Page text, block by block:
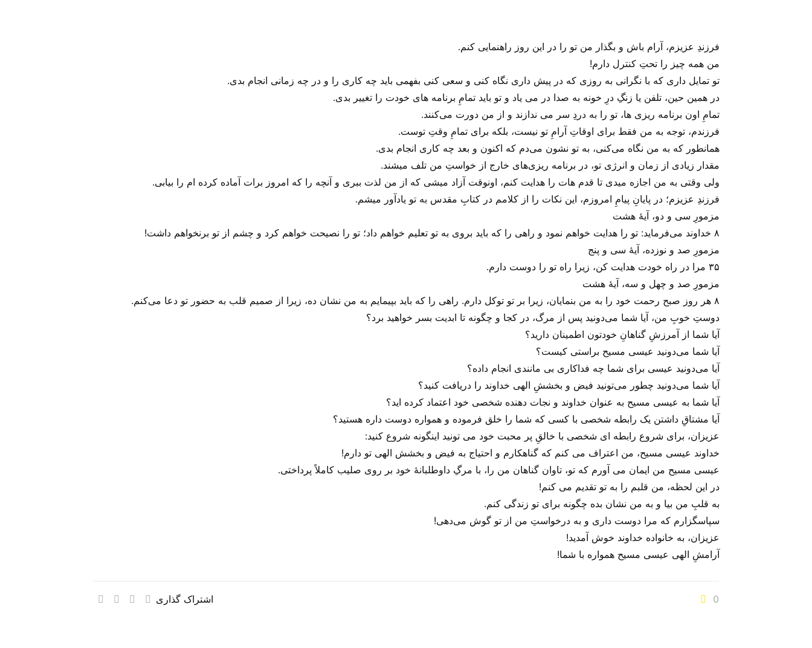
فرزندِ عزیزم، آرام باش و بگذار من تو را در این روز راهنمایی کنم.
من همه چیز را تحتِ کنترل دارم!
تو تمایل داری که با نگرانی به روزی که در پیش داری نگاه کنی و سعی کنی بفهمی باید چه کاری را و در چه زمانی انجام بدی.
در همین حین، تلفن یا زنگِ درِ خونه به صدا در می‌ یاد و تو باید تمامِ برنامه های خودت را تغییر بدی.
تمامِ اون برنامه ریزی ها، تو را به دردِ سر می ندازند و از من دورت می‌‌کنند.
فرزندم، توجه به من فقط برای اوقاتِ آرامِ تو نیست، بلکه برای تمامِ وقتِ توست.
همانطور که به من نگاه می‌کنی، به تو نشون می‌دم که اکنون و بعد چه کاری انجام بدی.
مقدار زیادی از زمان و انرژی تو، در برنامه ریزی‌های خارج از خواستِ من تلف میشند.
ولی‌ وقتی به من اجازه میدی تا قدم هات را هدایت کنم، اونوقت آزاد میشی که از من لذت ببری و آنچه را که امروز برات آماده کرده ام را بیابی.
فرزندِ عزیزم؛ در پایانِ پیامِ امروزم، این نکات را از کلامم در کتابِ مقدس به تو یادآور میشم.
مزمورِ سی و دو، آیهٔ هشت
۸ خداوند می‌فرماید: تو را هدایت خواهم نمود و راهی را که باید بروی به تو تعلیم خواهم داد؛ تو را نصیحت خواهم کرد و چشم از تو برنخواهم داشت!
مزمورِ صد و نوزده، آیهٔ سی و پنج
۳۵ مرا در راه خودت هدایت کن، زیرا راه تو را دوست دارم.
مزمورِ صد و چهل و سه، آیهٔ هشت
۸ هر روز صبح رحمت خود را به من بنمایان، زیرا بر تو توکل دارم. راهی را که باید بپیمایم به من نشان ده، زیرا از صمیم قلب به حضور تو دعا می‌کنم.
دوستِ خوبِ من، آیا شما می‌‌دونید پس از مرگ، در کجا و چگونه تا ابدیت بسر خواهید برد؟
آیا شما از آمرزشِ گناهانِ خودتون اطمینان دارید؟
آیا شما می‌‌دونید عیسی مسیح براستی کیست؟
آیا می‌‌دونید عیسی برای شما چه فداکاری بی‌ مانندی انجام داده؟
آیا شما می‌‌دونید چطور می‌‌تونید فیض و بخششِ الهی خداوند را دریافت کنید؟
آیا شما به عیسی مسیح به عنوان خداوند و نجات دهنده شخصی خود اعتماد کرده اید؟
آیا مشتاقِ داشتن یک رابطه شخصی با کسی که شما را خلق فرموده و همواره دوست داره هستید؟
عزیزان، برای شروع رابطه ای شخصی با خالقِ پر محبت خود می تونید اینگونه شروع کنید:
خداوند عیسی مسیح، من اعتراف می کنم که گناهکارم و احتیاج به فیض و بخشش الهی تو دارم!
عیسی مسیح من ایمان می آورم که تو، تاوان گناهان من را، با مرگِ داوطلبانهٔ خود بر روی صلیب کاملاً پرداختی.
در این لحظه، من قلبم را به تو تقدیم می کنم!
به قلبِ من بیا و به من نشان بده چگونه برای تو زندگی کنم.
سپاسگزارم که مرا دوست داری و به درخواستِ من از تو گوش می‌‌دهی!
عزیزان، به خانواده خداوند خوش آمدید!
آرامشِ الهی عیسی مسیح همواره با شما!
اشتراک گذاری 0